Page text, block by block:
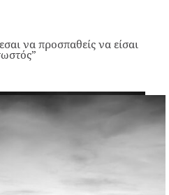
να προσπαθείς να είσαι